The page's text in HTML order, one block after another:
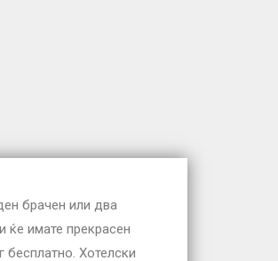
брачен или два
ќе имате прекрасен
Хотелски